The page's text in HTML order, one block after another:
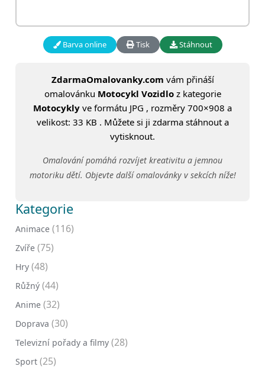
Barva online Tisk Stáhnout
ZdarmaOmalovanky.com vám přináší
omalovánku Motocykl Vozidloz kategorie
Motocykly ve formátu JPG , rozměry 700×908 a
velikost: 33 KB . Můžete si ji zdarma stáhnout a
vytisknout.
Omalování pomáhá rozvíjet kreativitu a jemnou
motoriku dětí. Objevte další omalovánky v sekcích níže!
Kategorie
Animace (116)
Zvíře (75)
Hry (48)
Růžný (44)
Anime (32)
Doprava (30)
Televizní pořady a filmy (28)
Sport (25)